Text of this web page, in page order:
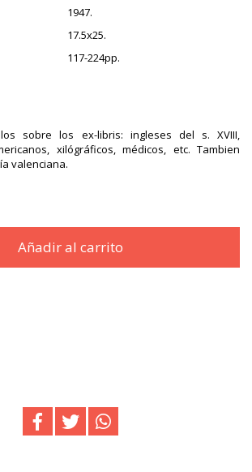
1947.
17.5x25.
117-224pp.
sobre los ex-libris: ingleses del s. XVIII,
xilógráficos, médicos, etc. Tambien
valenciana.
Añadir al carrito